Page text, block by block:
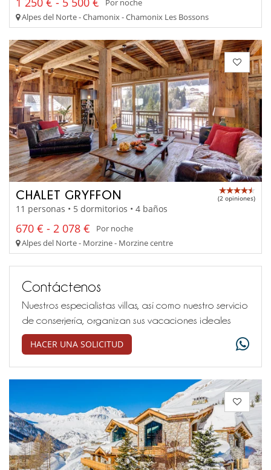
Por noche
Alpes del Norte - Chamonix - Chamonix Les Bossons
CHALET GRYFFON (2 opiniones)
11 personas • 5 dormitorios • 4 baños
670 € - 2 078 €
Por noche
Alpes del Norte - Morzine - Morzine centre
Contáctenos
Nuestros especialistas villas, así como nuestro servicio
de conserjería, organizan sus vacaciones ideales
HACER UNA SOLICITUD